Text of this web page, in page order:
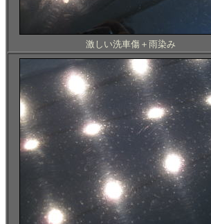
激しい洗車傷＋雨染み